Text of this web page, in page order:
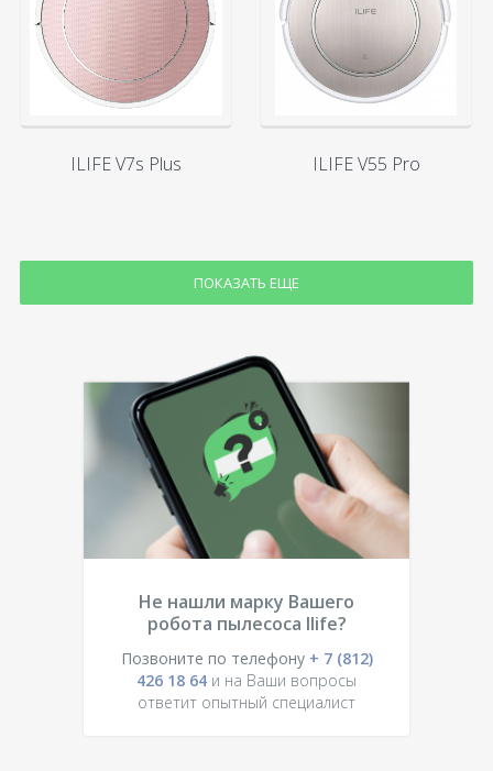
ILIFE V7s Plus ILIFE V55 Pro
ПОКАЗАТЬ ЕЩЕ
Не нашли марку Вашего
робота пылесоса Ilife?
Позвоните по телефону + 7 (812)
426 18 64 и на Ваши вопросы
ответит опытный специалист